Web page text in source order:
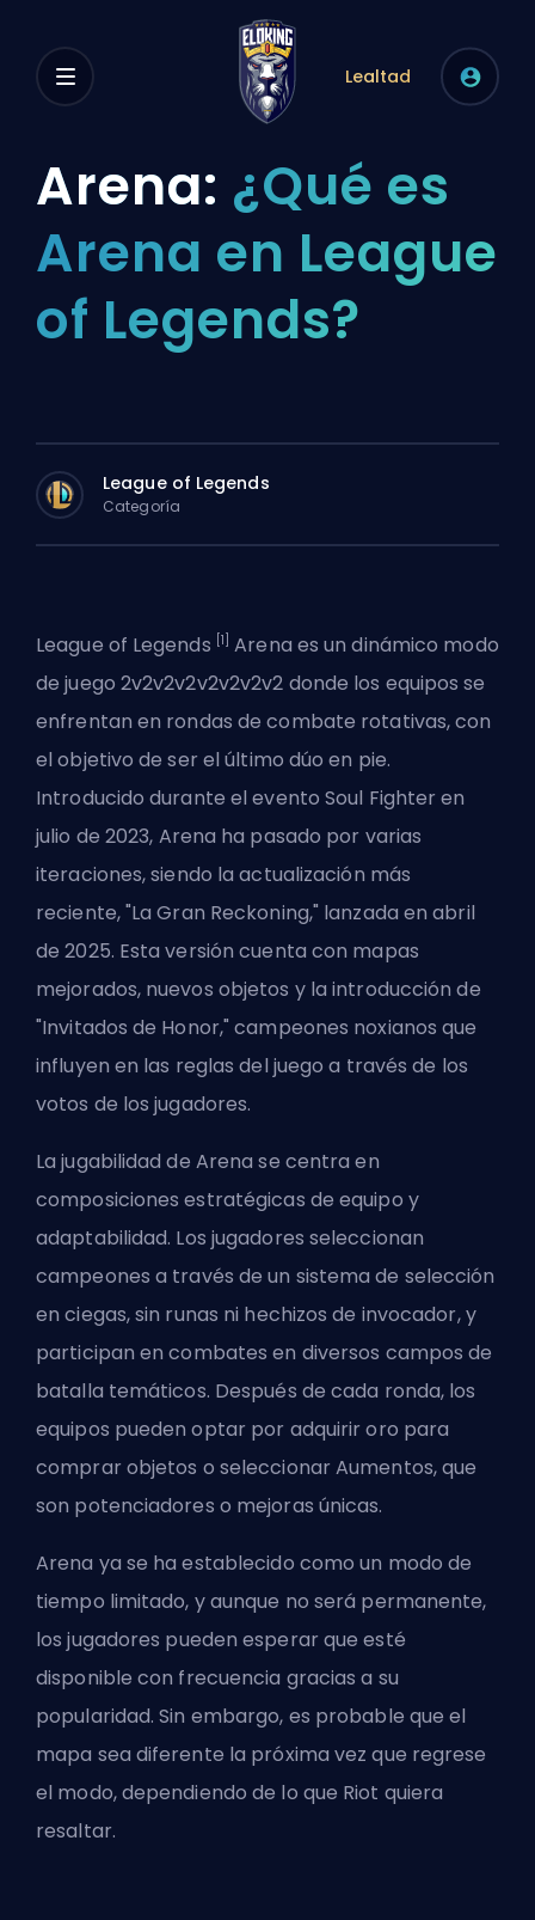
Lealtad
Arena: ¿Qué es
Arena en League
of Legends?
League of Legends
Categoría
League of Legends [1] Arena es un dinámico modo
de juego 2v2v2v2v2v2v2v2 donde los equipos se
enfrentan en rondas de combate rotativas,con
el objetivo de ser el último dúo en pie.
Introducido durante el evento Soul Fighter en
julio de 2023, Arena ha pasado por varias
iteraciones, siendo la actualización más
reciente, "La Gran Reckoning," lanzada en abril
de 2025. Esta versión cuenta con mapas
mejorados, nuevos objetos y la introducción de
"Invitados de Honor," campeones noxianos que
influyen en las reglas del juego a través de los
votos de los jugadores.
La jugabilidad de Arena se centra en
composiciones estratégicas de equipo y
adaptabilidad. Los jugadores seleccionan
campeones a través de un sistema de selección
en ciegas, sin runas ni hechizos de invocador, y
participan en combates en diversos campos de
batalla temáticos. Después de cada ronda, los
equipos pueden optar por adquiriroro para
comprar objetos o seleccionar Aumentos, que
son potenciadores o mejoras únicas.
Arena ya se ha establecido como un modo de
tiempo limitado, y aunque no será permanente,
los jugadores pueden esperar que esté
disponible con frecuencia gracias a su
popularidad. Sin embargo, es probable que el
mapa sea diferente la próxima vez que regrese
el modo, dependiendo de lo que Riot quiera
resaltar.